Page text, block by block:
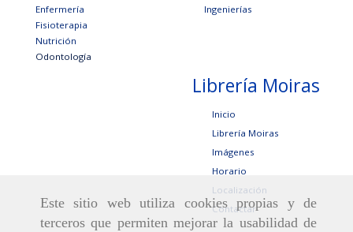
Este sitio web utiliza cookies propias y de
terceros que permiten mejorar la usabilidad de
Enfermería
Fisioterapia
Nutrición
Odontología
Ingenierías
Librería Moiras
Inicio
Librería Moiras
Imágenes
Horario
Localización
Contactar